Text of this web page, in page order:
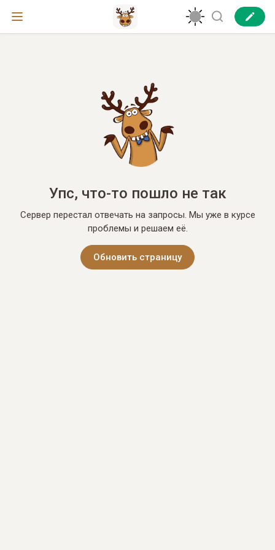
Упс, что-то пошло не так
Сервер перестал отвечать на запросы. Мы уже в курсе
проблемы и решаем её.
Обновить страницу